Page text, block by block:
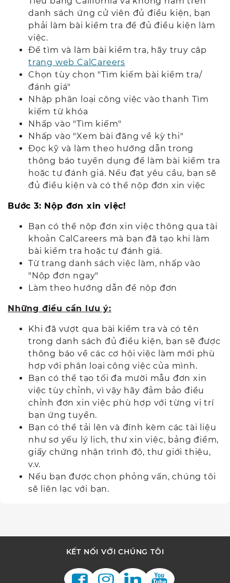
danh sách ứng cử viên đủ điều kiện, bạn
phải làm bài kiểm tra để đủ điều kiện làm
việc.
Để tìm và làm bài kiểm tra, hãy truy cập
trang web CalCareers
Chọn tùy chọn "Tìm kiếm bài kiểm tra/
đánh giá"
Nhập phân loại công việc vào thanh Tìm
kiếm từ khóa
Nhấp vào "Tìm kiếm"
Nhấp vào "Xem bài đăng về kỳ thi"
Đọc kỹ và làm theo hướng dẫn trong
thông báo tuyển dụng để làm bài kiểm tra
hoặc tự đánh giá. Nếu đạt yêu cầu, bạn sẽ
đủ điều kiện và có thể nộp đơn xin việc
Bước 3: Nộp đơn xin việc!
Bạn có thể nộp đơn xin việc thông qua tài
khoản CalCareers mà bạn đã tạo khi làm
bài kiểm tra hoặc tự đánh giá.
Từ trang danh sách việc làm, nhấp vào
"Nộp đơn ngay"
Làm theo hướng dẫn để nộp đơn
Những điều cần lưu ý:
Khi đã vượt qua bài kiểm tra và có tên
trong danh sách đủ điều kiện, bạn sẽ được
thông báo về các cơ hội việc làm mới phù
hợp với phân loại công việc của mình.
Bạn có thể tạo tối đa mười mẫu đơn xin
việc tùy chỉnh, vì vậy hãy đảm bảo điều
chỉnh đơn xin việc phù hợp với từng vị trí
bạn ứng tuyển.
Bạn có thể tải lên và đính kèm các tài liệu
như sơ yếu lý lịch, thư xin việc, bảng điểm,
giấy chứng nhận trình độ, thư giới thiệu,
v.v.
Nếu bạn được chọn phỏng vấn, chúng tôi
sẽ liên lạc với bạn.
KẾT NỐI VỚI CHÚNG TÔI